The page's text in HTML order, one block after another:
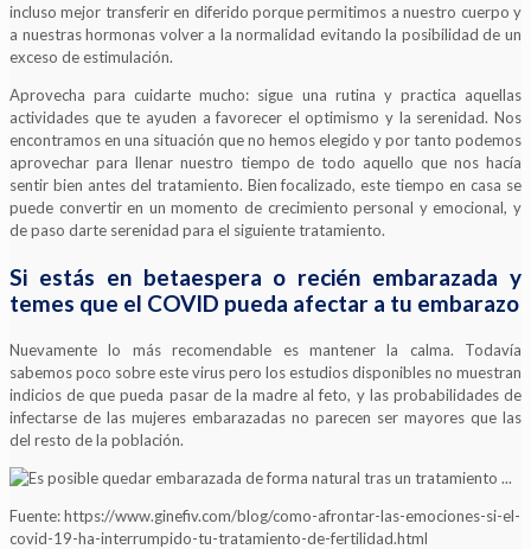
incluso mejor transferir en diferido porque permitimos a nuestro cuerpo y
a nuestras hormonas volver a la normalidad evitando la posibilidad de un
exceso de estimulación.
Aprovecha para cuidarte mucho: sigue una rutina y practica aquellas
actividades que te ayuden a favorecer el optimismo y la serenidad. Nos
encontramos en una situación que no hemos elegido y por tanto podemos
aprovechar para llenar nuestro tiempo de todo aquello que nos hacía
sentir bien antes del tratamiento. Bien focalizado, este tiempo en casa se
puede convertir en un momento de crecimiento personal y emocional, y
de paso darte serenidad para el siguiente tratamiento.
Si estás en betaespera o recién embarazada y
temes que el COVID pueda afectar a tu embarazo
Nuevamente lo más recomendable es mantener la calma. Todavía
sabemos poco sobre este virus pero los estudios disponibles no muestran
indicios de que pueda pasar de la madre al feto, y las probabilidades de
infectarse de las mujeres embarazadas no parecen ser mayores que las
del resto de la población.
Fuente: https://www.ginefiv.com/blog/como-afrontar-las-emociones-si-el-
covid-19-ha-interrumpido-tu-tratamiento-de-fertilidad.html